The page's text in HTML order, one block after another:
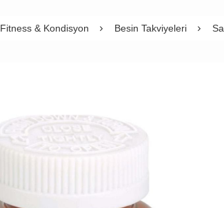
Fitness & Kondisyon Besin Takviyeleri